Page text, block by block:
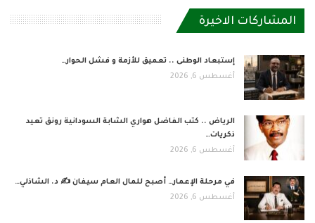
المشاركات الاخيرة
إستبعاد الوطنى .. تعميق للأزمة و فشل الحوار…
أغسطس 6, 2026
الرياض .. كتب الفاضل هواري الشابة السودانية رونق تعيد
ذكريات…
أغسطس 6, 2026
في مرحلة الإعمار… أصبح للمال العام سيفان ✍️ د. الشاذلي…
أغسطس 6, 2026